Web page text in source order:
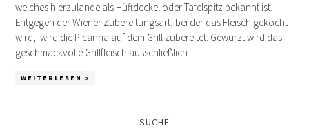
welches hierzulande als Hüftdeckel oder Tafelspitz bekannt ist.
Entgegen der Wiener Zubereitungsart, bei der das Fleisch gekocht
wird, wird die Picanha auf dem Grill zubereitet. Gewürzt wird das
geschmackvolle Grillfleisch ausschließlich
WEITERLESEN »
SUCHE